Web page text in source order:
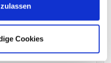
Cookies